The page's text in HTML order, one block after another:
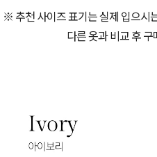
※ 추천 사이즈 표기는 실제 입으시
다른 옷과 비교 후